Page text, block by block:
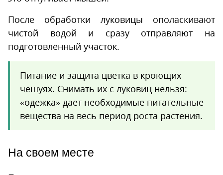
После обработки луковицы ополаскивают
чистой водой и сразу отправляют на
подготовленный участок.
Питание и защита цветка в кроющих
чешуях. Снимать их с луковиц нельзя:
«одежка» дает необходимые питательные
вещества на весь период роста растения.
На своем месте